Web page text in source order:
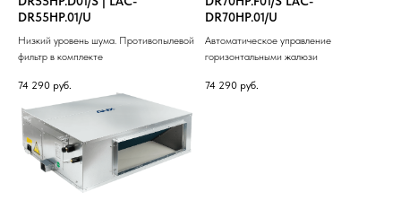
DR55HP.01/U
Низкий уровень шума. Противопылевой
фильтр в комплекте
74 290 руб.
DR70HP.01/U
Автоматическое управление
горизонтальными жалюзи
74 290 руб.